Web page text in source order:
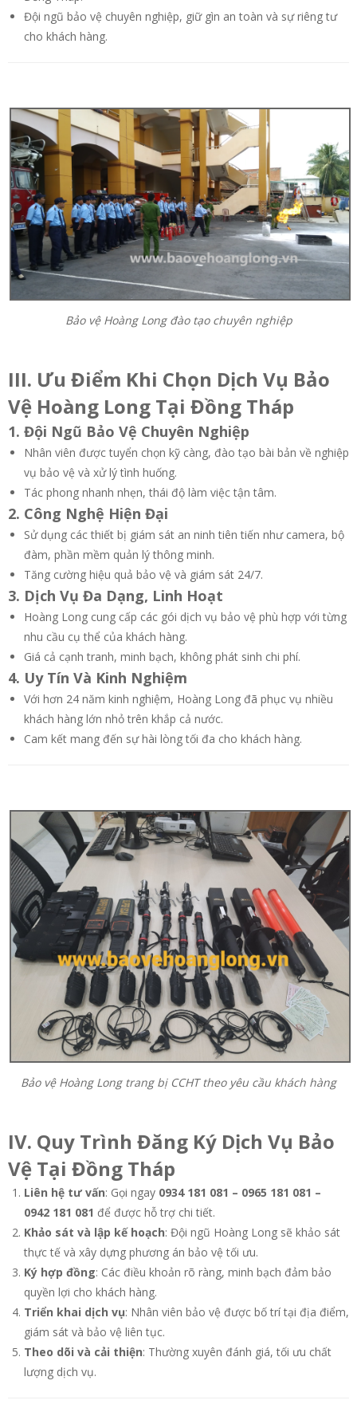
Đội ngũ bảo vệ chuyên nghiệp, giữ gìn an toàn và sự riêng tư
cho khách hàng.
Bảo vệ Hoàng Long đào tạo chuyên nghiệp
III. Ưu Điểm Khi Chọn Dịch Vụ Bảo
Vệ Hoàng Long Tại Đồng Tháp
1. Đội Ngũ Bảo Vệ Chuyên Nghiệp
Nhân viên được tuyển chọn kỹ càng, đào tạo bài bản về nghiệp
vụ bảo vệ và xử lý tình huống.
Tác phong nhanh nhẹn, thái độ làm việc tận tâm.
2. Công Nghệ Hiện Đại
Sử dụng các thiết bị giám sát an ninh tiên tiến như camera, bộ
đàm, phần mềm quản lý thông minh.
Tăng cường hiệu quả bảo vệ và giám sát 24/7.
3. Dịch Vụ Đa Dạng, Linh Hoạt
Hoàng Long cung cấp các gói dịch vụ bảo vệ phù hợp với từng
nhu cầu cụ thể của khách hàng.
Giá cả cạnh tranh, minh bạch, không phát sinh chi phí.
4. Uy Tín Và Kinh Nghiệm
Với hơn 24 năm kinh nghiệm, Hoàng Long đã phục vụ nhiều
khách hàng lớn nhỏ trên khắp cả nước.
Cam kết mang đến sự hài lòng tối đa cho khách hàng.
Bảo vệ Hoàng Long trang bị CCHT theo yêu cầu khách hàng
IV. Quy Trình Đăng Ký Dịch Vụ Bảo
Vệ Tại Đồng Tháp
Liên hệ tư vấn: Gọi ngay 0934 181 081 – 0965 181 081 –
0942 181 081 để được hỗ trợ chi tiết.
Khảo sát và lập kế hoạch: Đội ngũ Hoàng Long sẽ khảo sát
thực tế và xây dựng phương án bảo vệ tối ưu.
Ký hợp đồng: Các điều khoản rõ ràng, minh bạch đảm bảo
quyền lợi cho khách hàng.
Triển khai dịch vụ: Nhân viên bảo vệ được bố trí tại địa điểm,
giám sát và bảo vệ liên tục.
Theo dõi và cải thiện: Thường xuyên đánh giá, tối ưu chất
lượng dịch vụ.